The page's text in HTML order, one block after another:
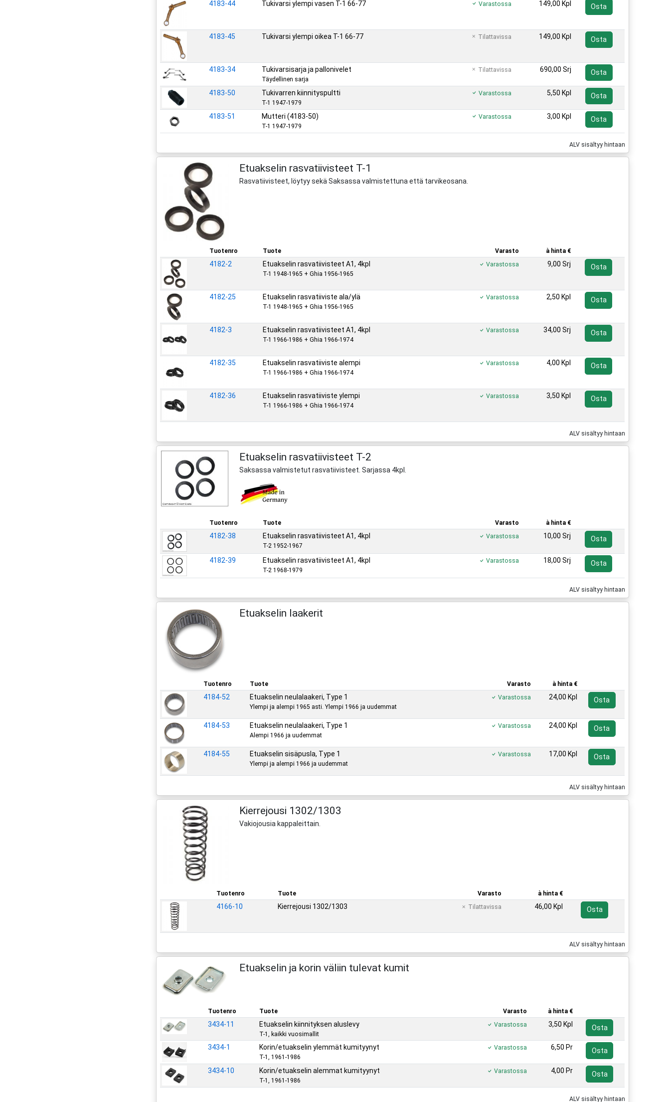
4183-44 Tukivarsi ylempi vasen T-1 66-77 Varastossa 149,00 Kpl Osta
4183-45 Tukivarsi ylempi oikea T-1 66-77 Tilattavissa 149,00 Kpl Osta
4183-34 Tukivarsisarja ja pallonivelet
Täydellinen sarja
Tilattavissa 690,00 Srj Osta
4183-50 Tukivarren kiinnityspultti
T-1 1947-1979
Varastossa 5,50 Kpl Osta
4183-51 Mutteri (4183-50)
T-1 1947-1979
Varastossa 3,00 Kpl Osta
ALV sisältyy hintaan
Etuakselin rasvatiivisteet T-1
Rasvatiivisteet, löytyy sekä Saksassa valmistettuna että tarvikeosana.
Tuotenro Tuote Varasto à hinta €
4182-2 Etuakselin rasvatiivisteet A1, 4kpl
T-1 1948-1965 + Ghia 1956-1965
Varastossa 9,00 Srj Osta
4182-25 Etuakselin rasvatiiviste ala/ylä
T-1 1948-1965 + Ghia 1956-1965
Varastossa 2,50 Kpl Osta
4182-3 Etuakselin rasvatiivisteet A1, 4kpl
T-1 1966-1986 + Ghia 1966-1974
Varastossa 34,00 Srj Osta
4182-35 Etuakselin rasvatiiviste alempi
T-1 1966-1986 + Ghia 1966-1974
Varastossa 4,00 Kpl Osta
4182-36 Etuakselin rasvatiiviste ylempi
T-1 1966-1986 + Ghia 1966-1974
Varastossa 3,50 Kpl Osta
ALV sisältyy hintaan
Etuakselin rasvatiivisteet T-2
Saksassa valmistetut rasvatiivisteet. Sarjassa 4kpl.
Tuotenro Tuote Varasto à hinta €
4182-38 Etuakselin rasvatiivisteet A1, 4kpl
T-2 1952-1967
Varastossa 10,00 Srj Osta
4182-39 Etuakselin rasvatiivisteet A1, 4kpl
T-2 1968-1979
Varastossa 18,00 Srj Osta
ALV sisältyy hintaan
Etuakselin laakerit
Tuotenro Tuote Varasto à hinta €
4184-52 Etuakselin neulalaakeri, Type 1
Ylempi ja alempi 1965 asti. Ylempi 1966 ja uudemmat
Varastossa 24,00 Kpl Osta
4184-53 Etuakselin neulalaakeri, Type 1
Alempi 1966 ja uudemmat
Varastossa 24,00 Kpl Osta
4184-55 Etuakselin sisäpusla, Type 1
Ylempi ja alempi 1966 ja uudemmat
Varastossa 17,00 Kpl Osta
ALV sisältyy hintaan
Kierrejousi 1302/1303
Vakiojousia kappaleittain.
Tuotenro Tuote Varasto à hinta €
4166-10 Kierrejousi 1302/1303 Tilattavissa 46,00 Kpl Osta
ALV sisältyy hintaan
Etuakselin ja korin väliin tulevat kumit
Tuotenro Tuote Varasto à hinta €
3434-11 Etuakselin kiinnityksen aluslevy
T-1, kaikki vuosimallit
Varastossa 3,50 Kpl Osta
3434-1 Korin/etuakselin ylemmät kumityynyt
T-1, 1961-1986
Varastossa 6,50 Pr Osta
3434-10 Korin/etuakselin alemmat kumityynyt
T-1, 1961-1986
Varastossa 4,00 Pr Osta
ALV sisältyy hintaan